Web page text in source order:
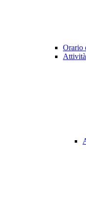
Orario